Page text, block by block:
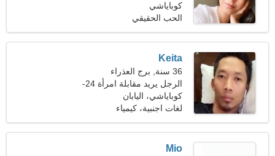
كوباياشي
الحب الحقيقي
Keita
36 سنة, برج العذراء
الرجل يريد مقابلة امرأة 24-
32
كوباياشي، اليابان
لغات اجنبية، كيمياء
Mio